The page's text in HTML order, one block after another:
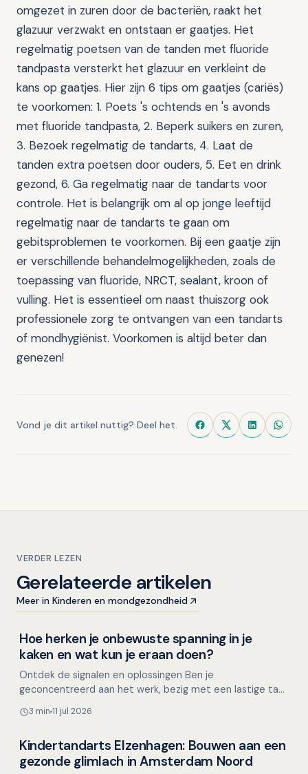
omgezet in zuren door de bacteriën, raakt het
glazuur verzwakt en ontstaan er gaatjes. Het
regelmatig poetsen van de tanden met fluoride
tandpasta versterkt het glazuur en verkleint de
kans op gaatjes. Hier zijn 6 tips om gaatjes (cariës)
te voorkomen: 1. Poets 's ochtends en 's avonds
met fluoride tandpasta, 2. Beperk suikers en zuren,
3. Bezoek regelmatig de tandarts, 4. Laat de
tanden extra poetsen door ouders, 5. Eet en drink
gezond, 6. Ga regelmatig naar de tandarts voor
controle. Het is belangrijk om al op jonge leeftijd
regelmatig naar de tandarts te gaan om
gebitsproblemen te voorkomen. Bij een gaatje zijn
er verschillende behandelmogelijkheden, zoals de
toepassing van fluoride, NRCT, sealant, kroon of
vulling. Het is essentieel om naast thuiszorg ook
professionele zorg te ontvangen van een tandarts
of mondhygiënist. Voorkomen is altijd beter dan
genezen!
Vond je dit artikel nuttig? Deel het.
VERDER LEZEN
Gerelateerde artikelen
Meer in Kinderen en mondgezondheid
Mondgezondheid in relatie tot algehele gezondheid
Hoe herken je onbewuste spanning in je
kaken en wat kun je eraan doen?
Ontdek de signalen en oplossingen Ben je
geconcentreerd aan het werk, bezig met een lastige taak
je kake…
3 min 11 jul 2026
Overig nieuws
Kindertandarts Elzenhagen: Bouwen aan een
gezonde glimlach in Amsterdam Noord